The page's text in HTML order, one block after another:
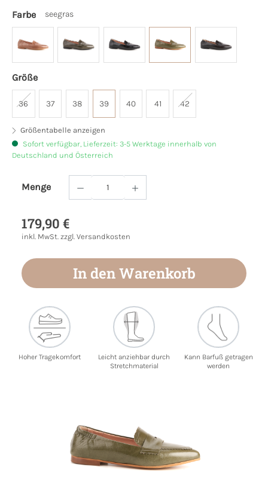
Farbe seegras
Größe
36 37 38 39 40 41 42
Größentabelle anzeigen
Sofort verfügbar, Lieferzeit: 3-5 Werktage innerhalb von
Deutschland und Österreich
Menge
Produkt Anzahl: Gib den gewünschten
179,90 €
inkl. MwSt. zzgl. Versandkosten
In den Warenkorb
Hoher Tragekomfort
Leicht anziehbar durch
Stretchmaterial
Kann Barfuß getragen
werden